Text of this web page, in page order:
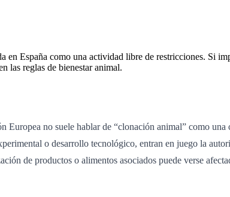
en España como una actividad libre de restricciones. Si
las reglas de bienestar animal.
Europea no suele hablar de “clonación animal” como
o desarrollo tecnológico, entran en juego la
de productos o alimentos asociados puede verse